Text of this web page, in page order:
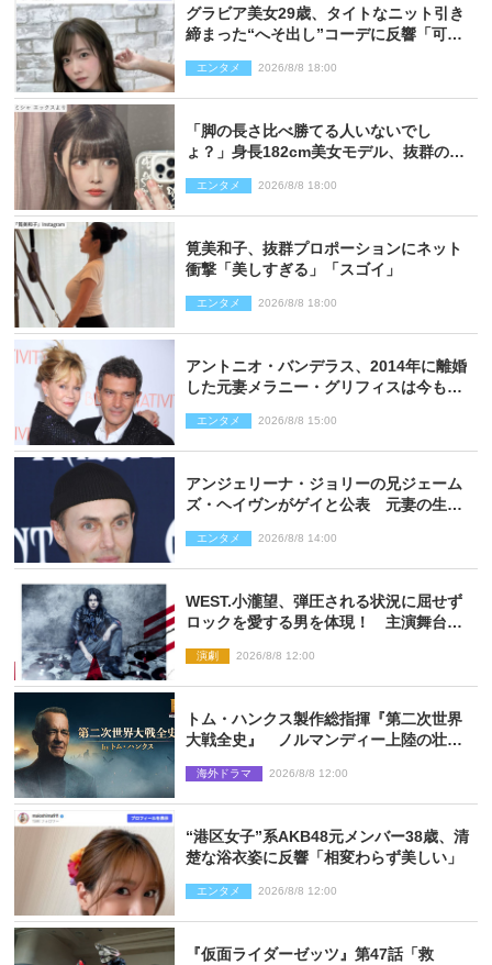
グラビア美女29歳、タイトなニット引き
締まった“へそ出し”コーデに反響「可愛
エンタメ 2026/8/8 18:00
「脚の長さ比べ勝てる人いないでし
ょ？」身長182cm美女モデル、抜群のプ
エンタメ 2026/8/8 18:00
筧美和子、抜群プロポーションにネット
衝撃「美しすぎる」「スゴイ」
エンタメ 2026/8/8 18:00
アントニオ・バンデラス、2014年に離婚
した元妻メラニー・グリフィスは今も
エンタメ 2026/8/8 15:00
アンジェリーナ・ジョリーの兄ジェーム
ズ・ヘイヴンがゲイと公表 元妻の生配
エンタメ 2026/8/8 14:00
WEST.小瀧望、弾圧される状況に屈せず
ロックを愛する男を体現！ 主演舞台
演劇 2026/8/8 12:00
トム・ハンクス製作総指揮『第二次世界
大戦全史』 ノルマンディー上陸の壮絶
海外ドラマ 2026/8/8 12:00
“港区女子”系AKB48元メンバー38歳、清
楚な浴衣姿に反響「相変わらず美しい」
エンタメ 2026/8/8 12:00
『仮面ライダーゼッツ』第47話「救